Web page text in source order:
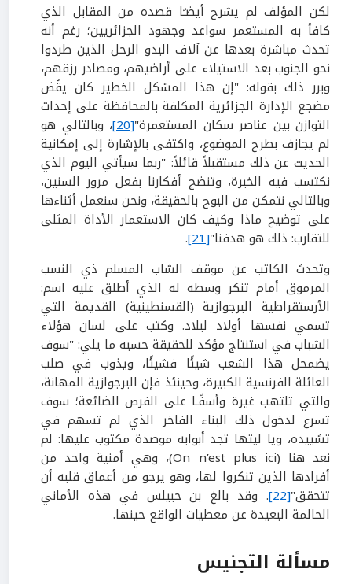
لكن المؤلف لم يشرح أيضـًا قصده من المقابل الذي
كافأ به المستعمر سواعد وجهود الجزائريين؛ رغم أنه
تحدث مباشرة بعدها عن آلاف البدو الرحل الذين طردوا
نحو الجنوب بعد الاستيلاء على أراضيهم، ومصادر رزقهم،
وبرر ذلك بقوله: "إن هذا المشكل الخطير كان يقُض
مضجع الإدارة الجزائرية المكلفة بالمحافظة على إحداث
التوازن بين عناصر سكان المستعمرة"[20]
، وبالتالي هو
لم يجازف بطرح الموضوع، واكتفى بالإشارة إلى إمكانية
الحديث عن ذلك مستقبلاً قائلاً: "ربما سيأتي اليوم الذي
نكتسب فيه الخبرة، وتنضج أفكارنا بفعل مرور السنين،
وبالتالي نتمكن من البوح بالحقيقة، ونحن سنعمل أثناءها
على توضيح ماذا وكيف كان الاستعمار الأداة المثلى
للتقارب: ذلك هو هدفنا"[21]
.
وتحدث الكاتب عن موقف الشاب المسلم ذي النسب
المرموق أمام تنكر وسطه له الذي أطلق عليه اسم:
الأرستقراطية البرجوازية (القسنطينية) القديمة التي
تسمي نفسها أولاد لبلاد. وكتب على لسان هؤلاء
الشباب في استنتاج مؤكد للحقيقة حسبه ما يلي: "سوف
يضمحل هذا الشعب شيئًا فشيئًا، ويذوب في صلب
العائلة الفرنسية الكبيرة، وحينئذ فإن البرجوازية المهانة،
والتي تلتهب غيرة وأسفًـا على الفرص الضائعة؛ سوف
تسرع لدخول ذلك البناء الفاخر الذي لم تسهم في
تشييده، ويا ليتها تجد أبوابه موصدة مكتوب عليها: لم
نعد هنا (On n’est plus ici)، وهي أمنية واحد من
أفرادها الذين تنكروا لها، وهو يرجو من أعماق قلبه أن
تتحقق"[22]
. وقد بالغ بن حبيلس في هذه الأماني
الحالمة البعيدة عن معطيات الواقع حينها.
مسألة التجنيس